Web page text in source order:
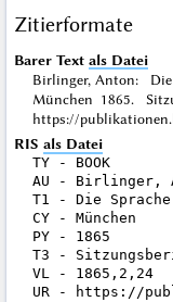
Zitierformate
Barer Text als Datei
Birlinger, Anton: Die
München 1865.
https://
RIS als Datei
TY - BOOK
AU - Birlinger,
T1 - Die
CY - München
PY - 1865
T3 -
VL - 1865,2,24
UR - https://